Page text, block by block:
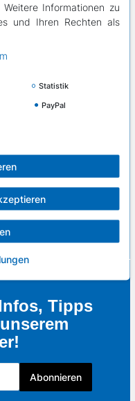
Tipps
Abonnieren
Informationen zu
und Ihren Rechten als
Statistik
PayPal